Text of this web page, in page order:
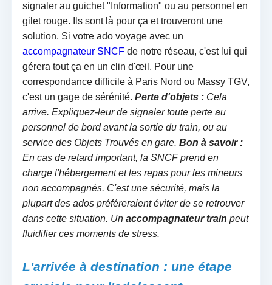
signaler au guichet "Information" ou au personnel en
gilet rouge. Ils sont là pour ça et trouveront une
solution. Si votre ado voyage avec un
accompagnateur SNCFde notre réseau, c'est lui qui
gérera tout ça en un clin d'œil. Pour une
correspondance difficile à Paris Nord ou Massy TGV,
c'est un gage de sérénité. Perte d'objets :Cela
arrive. Expliquez-leur de signaler toute perte au
personnel de bord avant la sortie du train, ou au
service des Objets Trouvés en gare. Bon à savoir :
En cas de retard important, la SNCF prend en
charge l'hébergement et les repas pour les mineurs
non accompagnés. C'est une sécurité, mais la
plupart des ados préféreraient éviter de se retrouver
dans cette situation. Un accompagnateur train peut
fluidifier ces moments de stress.
L'arrivée à destination : une étape